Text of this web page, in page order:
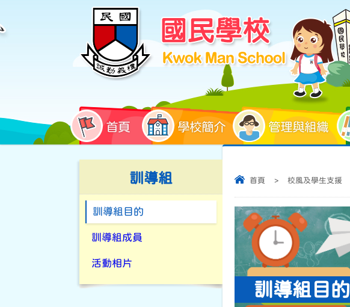
首頁 學校簡介 管理與組織
首頁 > 校風及學生支援
訓導組目的
訓導組
訓導組目的
訓導組成員
活動相片